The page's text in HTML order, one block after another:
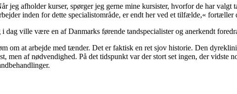
jeg afholder kurser, spørger jeg gerne mine kursister, hvorfor de har valgt
inden for dette specialistområde, er endt her ved et tilfælde,« fortæller
ville være en af Danmarks førende tandspecialister og anerkendt
om at arbejde med tænder. Det er faktisk en ret sjov historie. Den
men af nødvendighed. På det tidspunkt var der stort set ingen, der vidste